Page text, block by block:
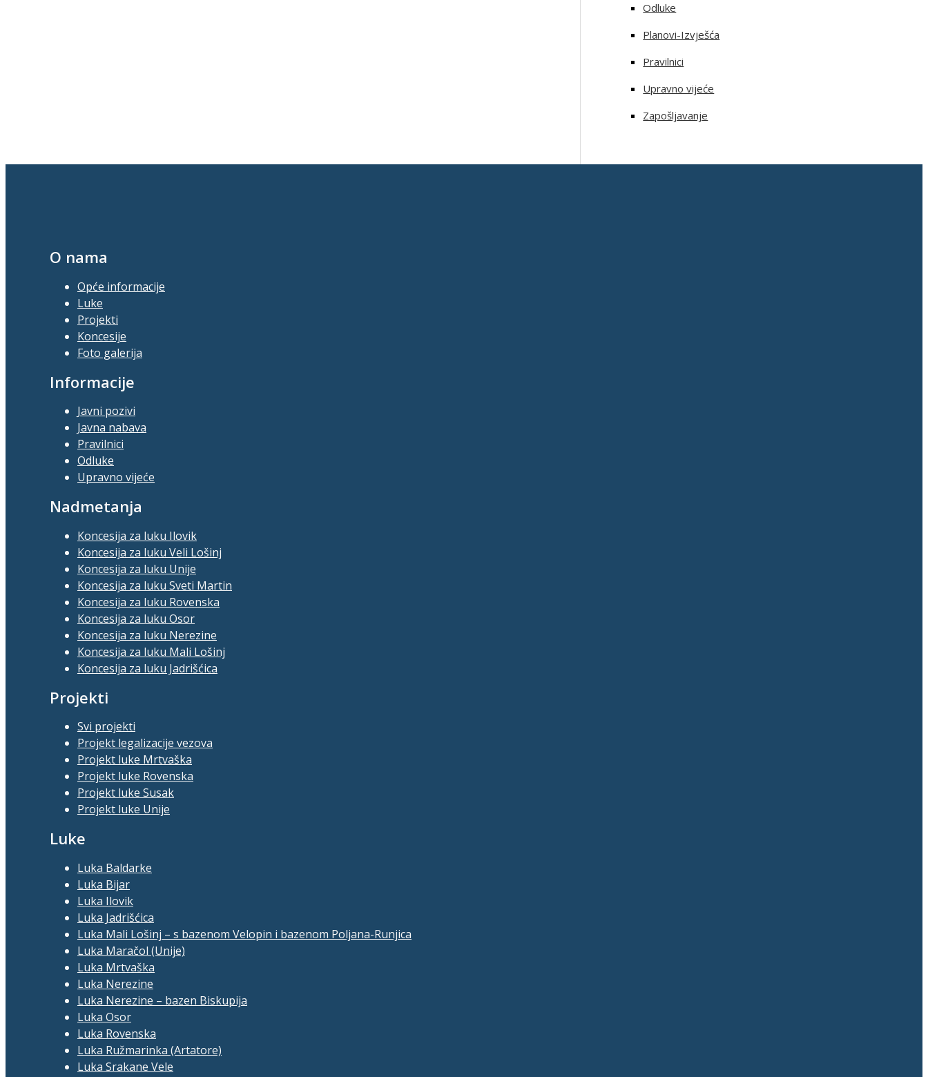
Odluke
Planovi-Izvješća
Pravilnici
Upravno vijeće
Zapošljavanje
O nama
Opće informacije
Luke
Projekti
Koncesije
Foto galerija
Informacije
Javni pozivi
Javna nabava
Pravilnici
Odluke
Upravno vijeće
Nadmetanja
Koncesija za luku Ilovik
Koncesija za luku Veli Lošinj
Koncesija za luku Unije
Koncesija za luku Sveti Martin
Koncesija za luku Rovenska
Koncesija za luku Osor
Koncesija za luku Nerezine
Koncesija za luku Mali Lošinj
Koncesija za luku Jadrišćica
Projekti
Svi projekti
Projekt legalizacije vezova
Projekt luke Mrtvaška
Projekt luke Rovenska
Projekt luke Susak
Projekt luke Unije
Luke
Luka Baldarke
Luka Bijar
Luka Ilovik
Luka Jadrišćica
Luka Mali Lošinj – s bazenom Velopin i bazenom Poljana-Runjica
Luka Maračol (Unije)
Luka Mrtvaška
Luka Nerezine
Luka Nerezine – bazen Biskupija
Luka Osor
Luka Rovenska
Luka Ružmarinka (Artatore)
Luka Srakane Vele